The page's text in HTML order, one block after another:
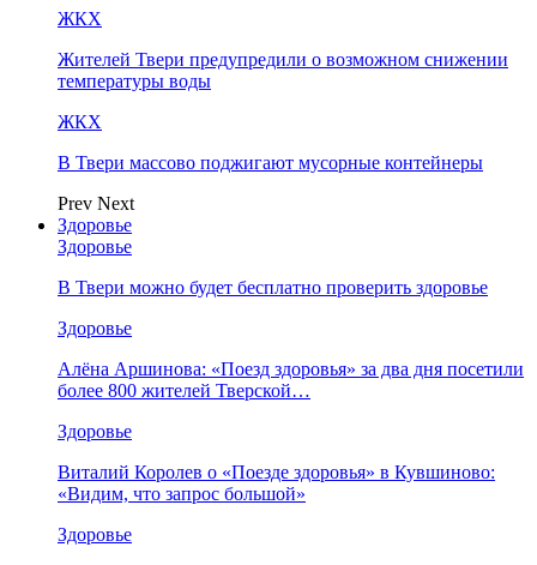
ЖКХ
Жителей Твери предупредили о возможном снижении
температуры воды
ЖКХ
В Твери массово поджигают мусорные контейнеры
Prev Next
Здоровье
Здоровье
В Твери можно будет бесплатно проверить здоровье
Здоровье
Алёна Аршинова: «Поезд здоровья» за два дня посетили
более 800 жителей Тверской…
Здоровье
Виталий Королев о «Поезде здоровья» в Кувшиново:
«Видим, что запрос большой»
Здоровье